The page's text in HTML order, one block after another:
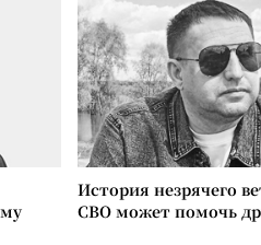
История незрячего
СВО может помочь